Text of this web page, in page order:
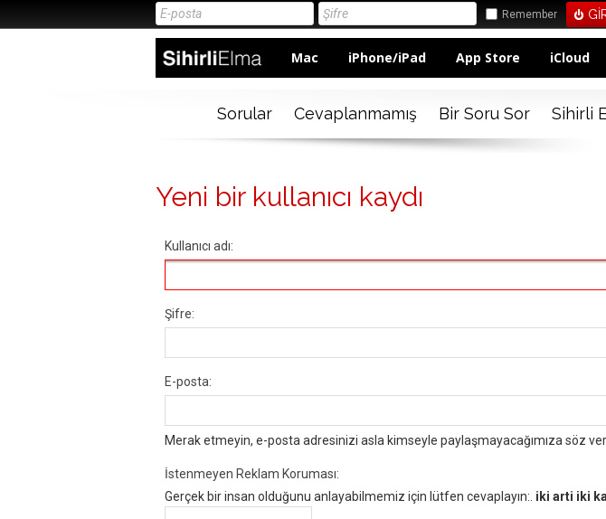
Remember
Mac iPhone/iPad App Store iCloud
Sorular Cevaplanmamış Bir Soru Sor Sihirli
Yeni bir kullanıcı kaydı
Kullanıcı adı:
Şifre:
E-posta:
Merak etmeyin, e-posta adresinizi asla kimseyle paylaşmayacağımıza söz
İstenmeyen Reklam Koruması:
Gerçek bir insan olduğunu anlayabilmemiz için lütfen cevaplayın:. iki arti iki